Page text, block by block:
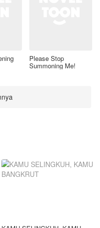
Please Stop
Summoning Me!